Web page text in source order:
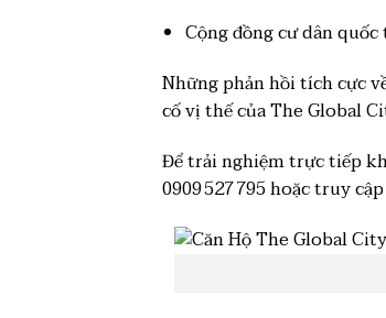
Cộng đồng cư dân
Những phản hồi tích cực
cố vị thế của The Global
Để trải nghiệm trực tiếp
0909 527 795 hoặc truy cập